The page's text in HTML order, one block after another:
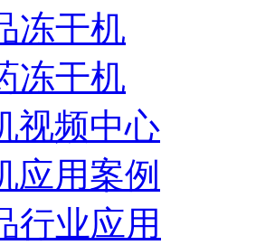
冻干机
冻干机
视频中心
应用案例
行业应用